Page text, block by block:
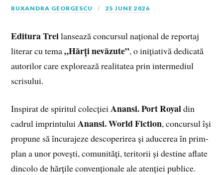
RUXANDRA GEORGESCU 25 JUNE 2026
Editura Treilansează concursul național de reportaj
literar cu tema„Hărți nevăzute”, o inițiativă dedicată
autorilor care explorează realitatea prin intermediul
scrisului.
Inspirat de spiritul colecțieiAnansi. Port Royaldin
cadrul imprintuluiAnansi. World Fiction, concursul își
propune să încurajeze descoperirea și aducerea în prim-
plan a unor povești, comunități, teritorii și destine aflate
dincolo de hărțile convenționale ale atenției publice.